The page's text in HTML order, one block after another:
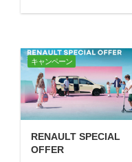
キャンペーン
RENAULT SPECIAL
OFFER